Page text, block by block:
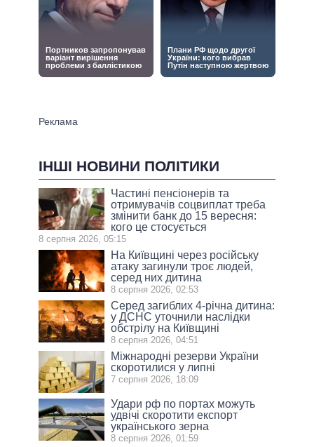
ІНШІ НОВИНИ ПОЛІТИКИ
Частині пенсіонерів та
отримувачів соцвиплат треба
змінити банк до 15 вересня:
кого це стосується
8 серпня 2026, 05:15
На Київщині через російську
атаку загинули троє людей,
серед них дитина
8 серпня 2026, 02:53
Серед загиблих 4-річна дитина:
у ДСНС уточнили наслідки
обстрілу на Київщині
8 серпня 2026, 04:51
Міжнародні резерви України
скоротилися у липні
7 серпня 2026, 18:09
Удари рф по портах можуть
удвічі скоротити експорт
українського зерна
8 серпня 2026, 01:59